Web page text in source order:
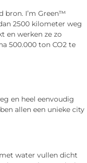
bron. I’m Green™
2500 kilometer weg
en werken ze zo
500.000 ton CO2 te
en heel eenvoudig
allen een unieke city
water vullen dicht